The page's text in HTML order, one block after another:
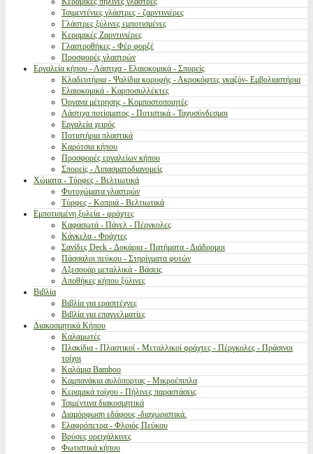
Τσιμεντένιες γλάστρες - ζαρντινιέρες
Γλάστρες ξύλινες εμποτισμένες
Κεραμικές Ζαρντινιέρες
Γλαστροθήκες - Φέρ φορζέ
Προσφορές γλαστρών
Εργαλεία κήπου - Λάστιχα - Ελαιοκομικά - Σπορείς
Κλαδευτήρια - Ψαλίδια κορυφής - Ακροκόφτες γκαζόν- Εμβολιαστήρια
Ελαιοκομικά - Καρποσυλλέκτες
Όργανα μέτρησης - Κομποστοποιητές
Λάστιχα ποτίσματος - Ποτιστικά - Ταχυσύνδεσμοι
Εργαλεία χειρός
Ποτιστήρια πλαστικά
Καρότσια κήπου
Προσφορές εργαλείων κήπου
Σπορείς - Λιπασματοδιανομείς
Χώματα - Τύρφες - Βελτιωτικά
Φυτοχώματα γλαστρών
Τύρφες - Κοπριά - Βελτιωτικά
Εμποτισμένη ξυλεία - φράχτες
Καφασωτά - Πάνελ - Πέργκολες
Κάγκελα - Φράχτες
Σανίδες Deck - Δοκάρια - Πατήματα - Διάδρομοι
Πάσσαλοι πεύκου - Στηρίγματα φυτών
Αξεσουάρ μεταλλικά - Βάσεις
Αποθήκες κήπου ξύλινες
Βιβλία
Βιβλία για ερασιτέχνες
Βιβλία για επαγγελματίες
Διακοσμητικά Κήπου
Καλαμωτές
Πλακίδια - Πλαστικοί - Μεταλλικοί φράχτες - Πέργκολες - Πράσινοι
τοίχοι
Καλάμια Bamboo
Καμπανάκια αυλόπορτας - Μικροέπιπλα
Κεραμικά τοίχου - Πήλινες παραστάσεις
Τσιμέντινα διακοσμητικά
Διαμόρφωση εδάφους -διαχωριστικά.
Ελαφρόπετρα - Φλοιός Πεύκου
Βρύσες ορειχάλκινες
Φωτιστικά κήπου